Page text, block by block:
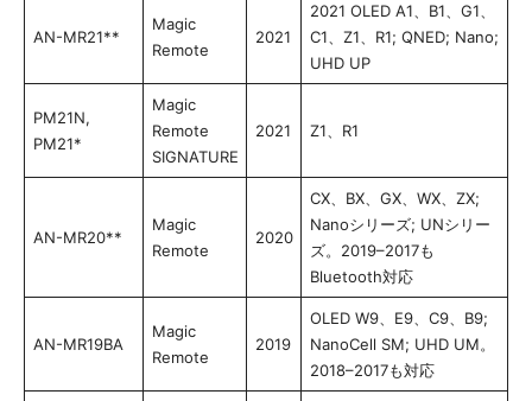
AN-MR21**
Magic
Remote
2021
2021 OLED A1、B1、G1、
C1、Z1、R1; QNED; Nano;
UHD UP
PM21N,
PM21*
Magic
Remote
SIGNATURE
2021 Z1、R1
AN-MR20**
Magic
Remote
2020
CX、BX、GX、WX、ZX;
Nanoシリーズ; UNシリー
ズ。2019–2017も
Bluetooth対応
AN-MR19BA
Magic
Remote
2019
OLED W9、E9、C9、B9;
NanoCell SM; UHD UM。
2018–2017も対応